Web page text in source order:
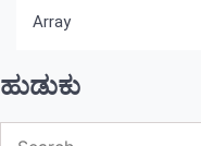
Array
ಹುಡುಕು